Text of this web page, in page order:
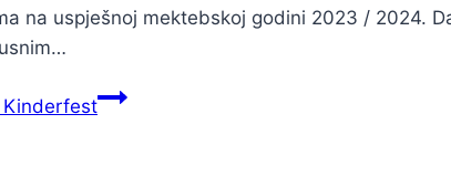
na uspješnoj mektebskoj godini 2023 / 2024.